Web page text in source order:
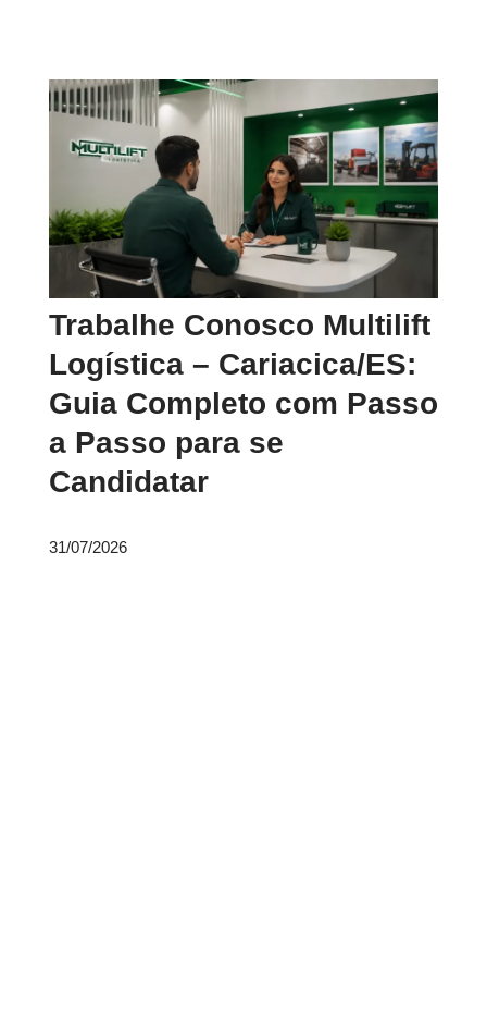
Trabalhe Conosco Multilift
Logística – Cariacica/ES:
Guia Completo com Passo
a Passo para se
Candidatar
31/07/2026